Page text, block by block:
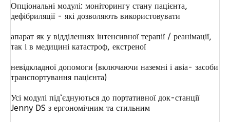
Опціональні модулі: моніторингу стану пацієнта,
дефібриляції - які дозволяють використовувати
апарат як у відділеннях інтенсивної терапії / реанімації,
так і в медицині катастроф, екстреної
невідкладної допомоги (включаючи наземні і авіа- засоби
транспортування пацієнта)
Усі модулі під‘єднуються до портативної док-станції
Jenny DS з ергономічним та стильним